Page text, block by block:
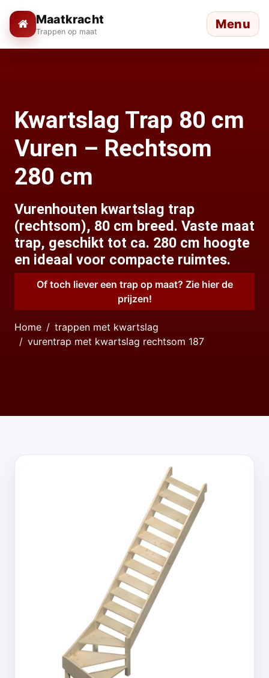
Maatkracht
Trappen op maat Menu
Kwartslag Trap 80 cm
Vuren – Rechtsom
280 cm
Vurenhouten kwartslag trap
(rechtsom), 80 cm breed. Vaste maat
trap, geschikt tot ca. 280 cm hoogte
en ideaal voor compacte ruimtes.
Of toch liever een trap op maat? Zie hier de
prijzen!
Home
trappen met kwartslag
vurentrap met kwartslag rechtsom 187